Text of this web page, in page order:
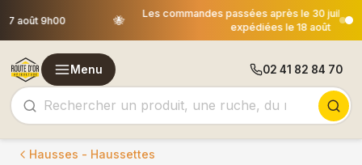
🐝
Les commandes passées après le 30 juillet 12h00 seront
Menu 02 41 82 84 70
Hausses - Haussettes